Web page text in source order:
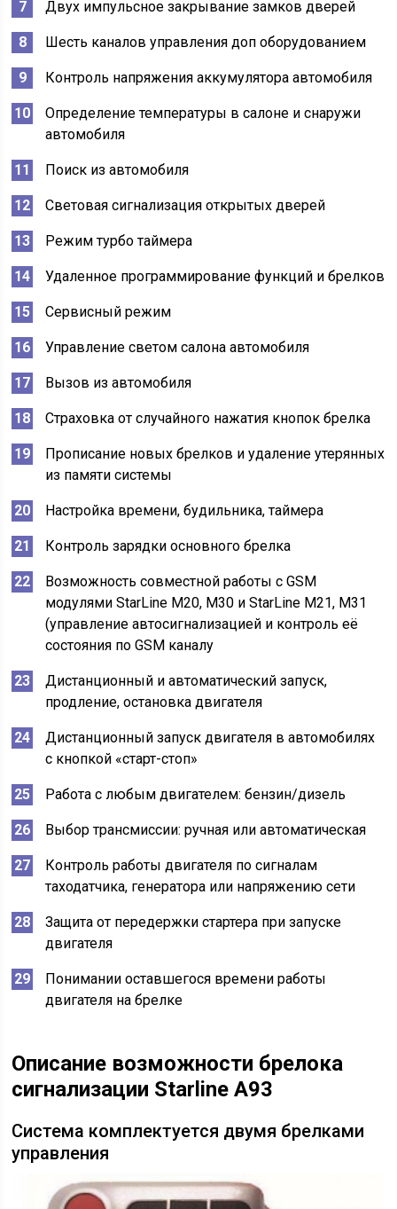
Двух импульсное закрывание замков дверей
Шесть каналов управления доп оборудованием
Контроль напряжения аккумулятора автомобиля
Определение температуры в салоне и снаружи
автомобиля
Поиск из автомобиля
Световая сигнализация открытых дверей
Режим турбо таймера
Удаленное программирование функций и брелков
Сервисный режим
Управление светом салона автомобиля
Вызов из автомобиля
Страховка от случайного нажатия кнопок брелка
Прописание новых брелков и удаление утерянных
из памяти системы
Настройка времени, будильника, таймера
Контроль зарядки основного брелка
Возможность совместной работы с GSM
модулями StarLine M20, M30 и StarLine M21, M31
(управление автосигнализацией и контроль её
состояния по GSM каналу
Дистанционный и автоматический запуск,
продление, остановка двигателя
Дистанционный запуск двигателя в автомобилях
с кнопкой «старт-стоп»
Работа с любым двигателем: бензин/дизель
Выбор трансмиссии: ручная или автоматическая
Контроль работы двигателя по сигналам
таходатчика, генератора или напряжению сети
Защита от передержки стартера при запуске
двигателя
Понимании оставшегося времени работы
двигателя на брелке
Описание возможности брелока
сигнализации Starline A93
Система комплектуется двумя брелками
управления